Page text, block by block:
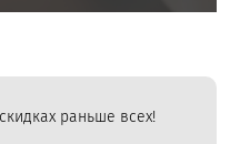
раньше всех!